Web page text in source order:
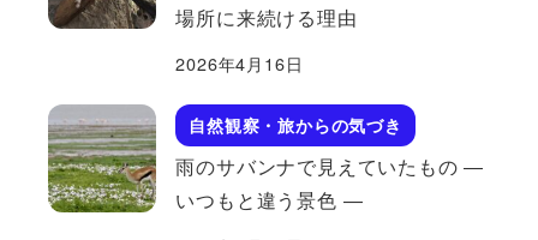
場所に来続ける理由
2026年4月16日
自然観察・旅からの気づき
雨のサバンナで見えていたもの ―
いつもと違う景色 ―